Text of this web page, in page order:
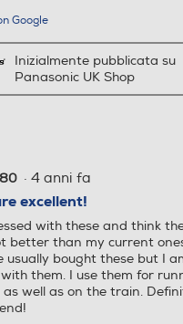
Technics Audio
app Technics Audio
di effettuare
permette di
Google
Inizialmente pubblicata su
Panasonic UK Shop
· 4 anni fa
excellent!
with these and think
better than my current
usually bought these but I
them. I use them for
well as on the train.